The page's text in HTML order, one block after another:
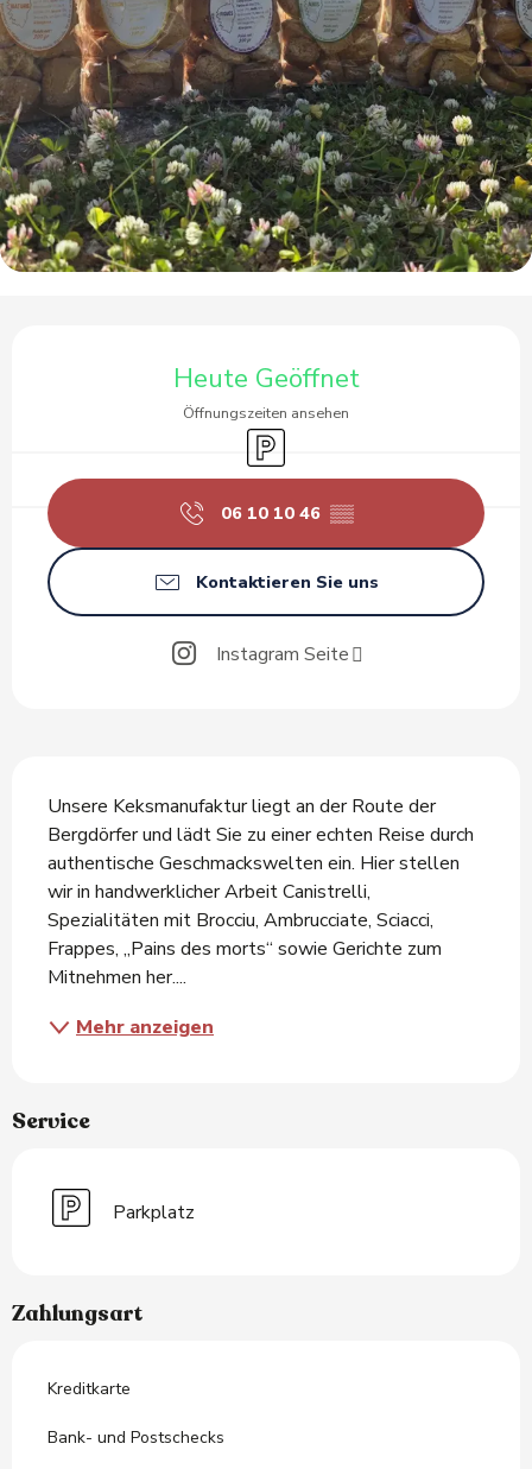
Heute Geöffnet
Öffnungszeiten ansehen
Parkplatz
06 10 10 46 ▒▒
Kontaktieren Sie uns
Instagram Seite
Unsere Keksmanufaktur liegt an der Route der
Bergdörfer und lädt Sie zu einer echten Reise durch
authentische Geschmackswelten ein. Hier stellen
wir in handwerklicher Arbeit Canistrelli,
Spezialitäten mit Brocciu, Ambrucciate, Sciacci,
Frappes, „Pains des morts“ sowie Gerichte zum
Mitnehmen her....
Mehr anzeigen
Service
Parkplatz
Zahlungsart
Kreditkarte
Bank- und Postschecks